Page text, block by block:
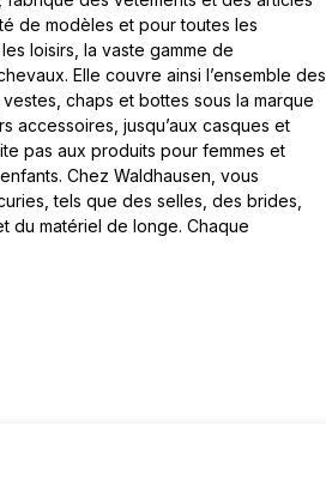
de modèles et pour toutes les
loisirs, la vaste gamme de
Elle couvre ainsi l’ensemble des
chaps et bottes sous la marque
accessoires, jusqu’aux casques et
pas aux produits pour femmes et
Chez Waldhausen, vous
tels que des selles, des brides,
du matériel de longe. Chaque